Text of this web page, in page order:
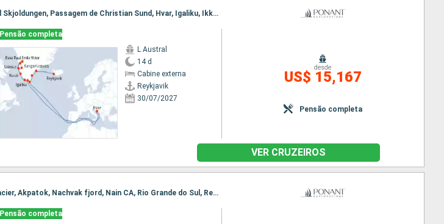
Itinerário : Reykjavik, Tasiilaq, Sermilikfjord, Fjord Skjoldungen, Passagem de Christian Sund, Hvar, Igaliku, Ikka Fjord Groenland, Nuuk, Sisimiut, Base Paul Emile Victor, Baia de Disko, Nooralak, Kangerlussuaq
Pensão completa
L Austral
14 d
Cabine externa
Reykjavik
30/07/2027
desde
US$ 15,167
Pensão completa
VER CRUZEIROS
Itinerário : Nuuk, Qeqertarsuaq, Iqaluit, Grinell glacier, Akpatok, Nachvak fjord, Nain CA, Rio Grande do Sul, Red Bay, Adamstown, Twillengate, Baie de Trinity, St Johns, Saint Pierre & Miquelon, Halifax
Pensão completa